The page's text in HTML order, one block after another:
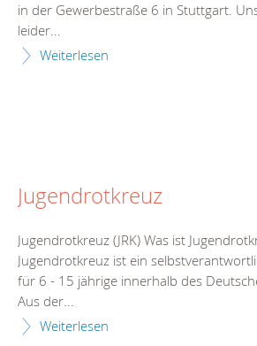
in der Gewerbestraße 6 in Stuttgart.
leider...
Weiterlesen
Jugendrotkreuz
Jugendrotkreuz (JRK) Was ist
Jugendrotkreuz ist ein
für 6 - 15 jährige innerhalb des
Aus der...
Weiterlesen